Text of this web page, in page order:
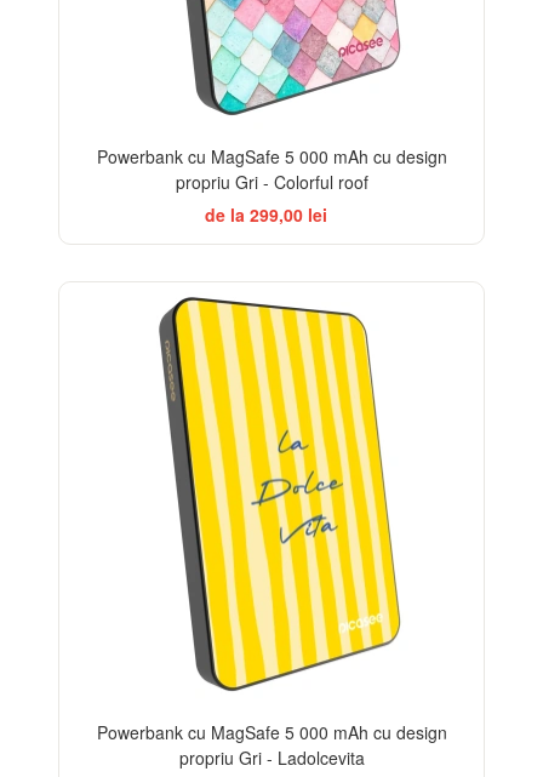
Powerbank cu MagSafe 5 000 mAh cu design
propriu Gri - Colorful roof
de la 299,00 lei
Powerbank cu MagSafe 5 000 mAh cu design
propriu Gri - Ladolcevita